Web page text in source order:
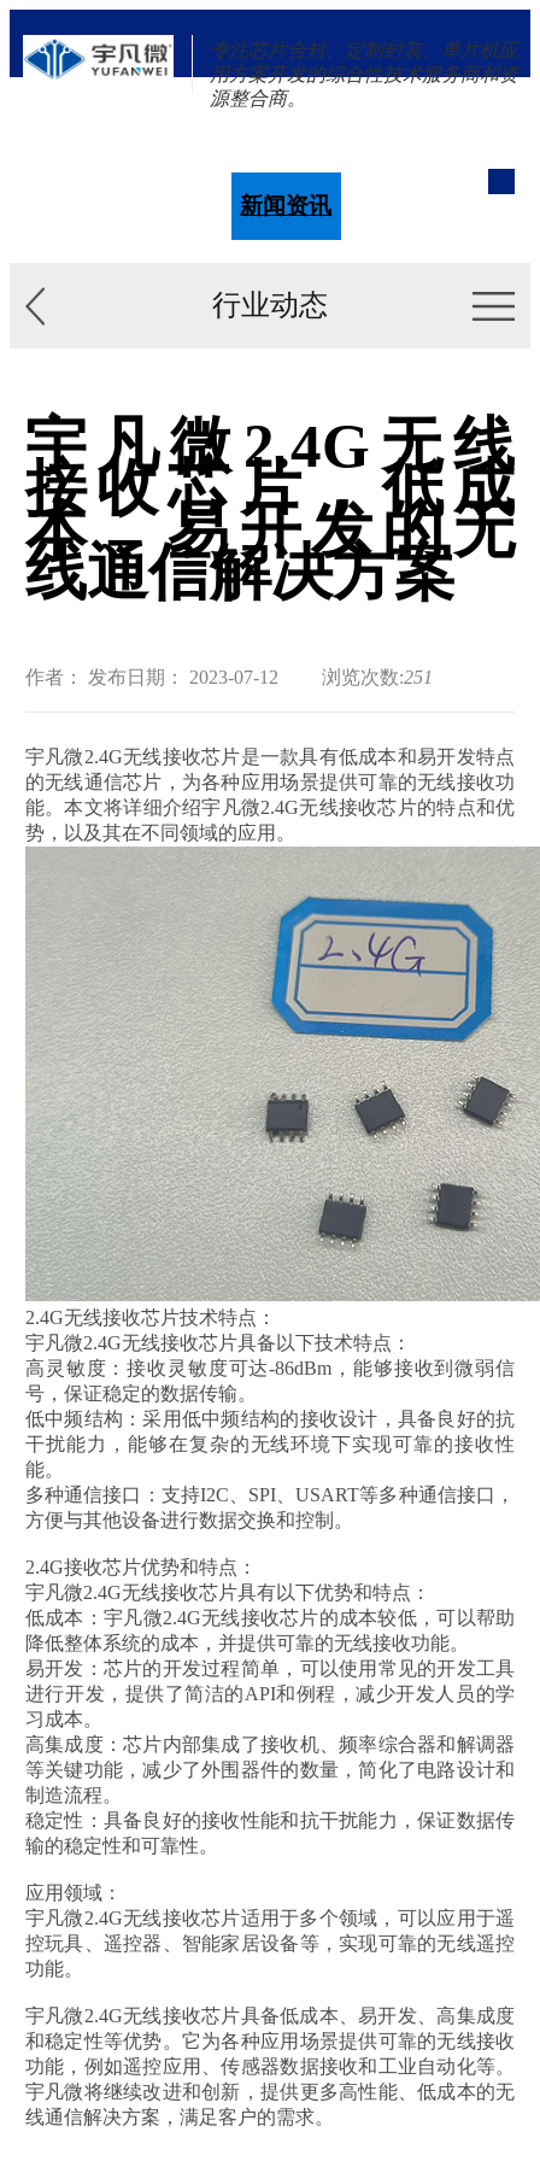
专注芯片合封、定制封装、单片机应
用方案开发的综合性技术服务商和资
源整合商。
新闻资讯
行业动态
宇凡微2.4G无线
接收芯片，低成
本、易开发的无
线通信解决方案
作者： 发布日期： 2023-07-12 浏览次数:251
宇凡微2.4G无线接收芯片是一款具有低成本和易开发特点
的无线通信芯片，为各种应用场景提供可靠的无线接收功
能。本文将详细介绍宇凡微2.4G无线接收芯片的特点和优
势，以及其在不同领域的应用。
2.4G无线接收芯片技术特点：
宇凡微2.4G无线接收芯片具备以下技术特点：
高灵敏度：接收灵敏度可达-86dBm，能够接收到微弱信
号，保证稳定的数据传输。
低中频结构：采用低中频结构的接收设计，具备良好的抗
干扰能力，能够在复杂的无线环境下实现可靠的接收性
能。
多种通信接口：支持I2C、SPI、USART等多种通信接口，
方便与其他设备进行数据交换和控制。
2.4G接收芯片优势和特点：
宇凡微2.4G无线接收芯片具有以下优势和特点：
低成本：宇凡微2.4G无线接收芯片的成本较低，可以帮助
降低整体系统的成本，并提供可靠的无线接收功能。
易开发：芯片的开发过程简单，可以使用常见的开发工具
进行开发，提供了简洁的API和例程，减少开发人员的学
习成本。
高集成度：芯片内部集成了接收机、频率综合器和解调器
等关键功能，减少了外围器件的数量，简化了电路设计和
制造流程。
稳定性：具备良好的接收性能和抗干扰能力，保证数据传
输的稳定性和可靠性。
应用领域：
宇凡微2.4G无线接收芯片适用于多个领域，可以应用于遥
控玩具、遥控器、智能家居设备等，实现可靠的无线遥控
功能。
宇凡微2.4G无线接收芯片具备低成本、易开发、高集成度
和稳定性等优势。它为各种应用场景提供可靠的无线接收
功能，例如遥控应用、传感器数据接收和工业自动化等。
宇凡微将继续改进和创新，提供更多高性能、低成本的无
线通信解决方案，满足客户的需求。